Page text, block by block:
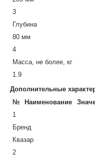
3
Глубина
80 мм
4
Масса, не более, кг
1.9
Дополнительные
№
Наименование
1
Бренд
Квазар
2